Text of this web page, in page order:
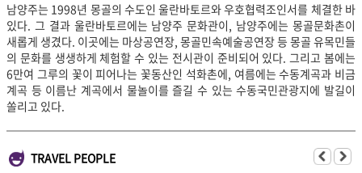
남양주는 1998년 몽골의 수도인 울란바토르와 우호협력조인서를 체결한 바
있다. 그 결과 울란바토르에는 남양주 문화관이, 남양주에는 몽골문화촌이
새롭게 생겼다. 이곳에는 마상공연장, 몽골민속예술공연장 등 몽골 유목민들
의 문화를 생생하게 체험할 수 있는 전시관이 준비되어 있다. 그리고 봄에는
6만여 그루의 꽃이 피어나는 꽃동산인 석화촌에, 여름에는 수동계곡과 비금
계곡 등 이름난 계곡에서 물놀이를 즐길 수 있는 수동국민관광지에 발길이
쏠리고 있다.
TRAVEL PEOPLE